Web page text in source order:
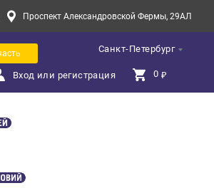
Проспект Александровской Фермы, 29АЛ
Санкт-Петербург
Вход или регистрация 0 ₽